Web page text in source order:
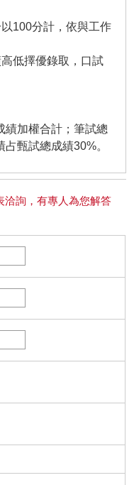
100分計，依與工作
低擇優錄取，口試
績加權合計；筆試總
甄試總成績30%。
洽詢，有專人為您解答